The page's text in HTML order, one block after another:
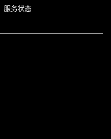
服务状态